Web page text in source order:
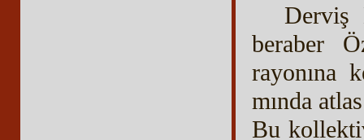
Derviş
beraber
rayonına
mında
Bu